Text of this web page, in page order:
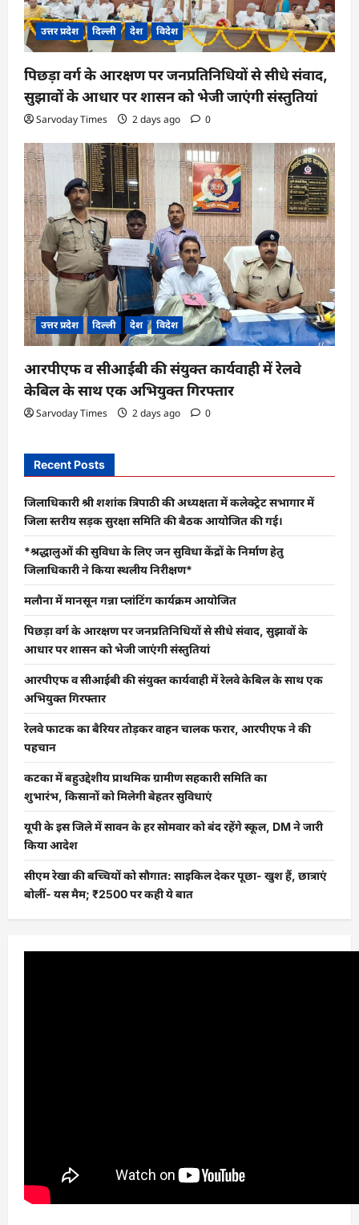
उत्तर प्रदेश दिल्ली देश विदेश
पिछड़ा वर्ग के आरक्षण पर जनप्रतिनिधियों से सीधे संवाद,
सुझावों के आधार पर शासन को भेजी जाएंगी संस्तुतियां
Sarvoday Times 2 days ago 0
उत्तर प्रदेश दिल्ली देश विदेश
आरपीएफ व सीआईबी की संयुक्त कार्यवाही में रेलवे
केबिल के साथ एक अभियुक्त गिरफ्तार
Sarvoday Times 2 days ago 0
Recent Posts
जिलाधिकारी श्री शशांक त्रिपाठी की अध्यक्षता में कलेक्ट्रेट सभागार में
जिला स्तरीय सड़क सुरक्षा समिति की बैठक आयोजित की गई।
*श्रद्धालुओं की सुविधा के लिए जन सुविधा केंद्रों के निर्माण हेतु
जिलाधिकारी ने किया स्थलीय निरीक्षण*
मलौना में मानसून गन्ना प्लांटिंग कार्यक्रम आयोजित
पिछड़ा वर्ग के आरक्षण पर जनप्रतिनिधियों से सीधे संवाद, सुझावों के
आधार पर शासन को भेजी जाएंगी संस्तुतियां
आरपीएफ व सीआईबी की संयुक्त कार्यवाही में रेलवे केबिल के साथ एक
अभियुक्त गिरफ्तार
रेलवे फाटक का बैरियर तोड़कर वाहन चालक फरार, आरपीएफ ने की
पहचान
कटका में बहुउद्देशीय प्राथमिक ग्रामीण सहकारी समिति का
शुभारंभ, किसानों को मिलेगी बेहतर सुविधाएं
यूपी के इस जिले में सावन के हर सोमवार को बंद रहेंगे स्कूल, DM ने जारी
किया आदेश
सीएम रेखा की बच्चियों को सौगात: साइकिल देकर पूछा- खुश हैं, छात्राएं
बोलीं- यस मैम; ₹2500 पर कही ये बात